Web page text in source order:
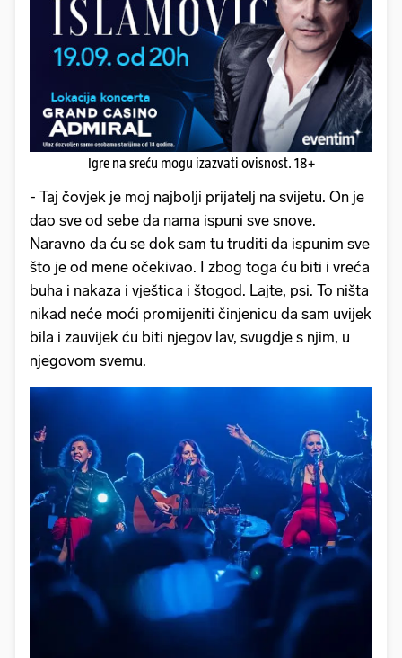
Igre na sreću mogu izazvati ovisnost. 18+
- Taj čovjek je moj najbolji prijatelj na svijetu. On je
dao sve od sebe da nama ispuni sve snove.
Naravno da ću se dok sam tu truditi da ispunim sve
što je od mene očekivao. I zbog toga ću biti i vreća
buha i nakaza i vještica i štogod. Lajte, psi. To ništa
nikad neće moći promijeniti činjenicu da sam uvijek
bila i zauvijek ću biti njegov lav, svugdje s njim, u
njegovom svemu.